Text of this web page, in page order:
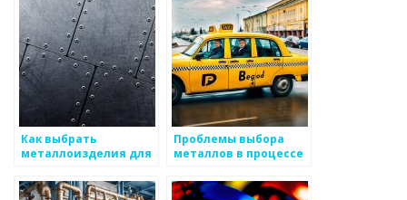
Как выбрать
металлоизделия для
теплоснабжения
Проблемы выбора
металлов в процессе